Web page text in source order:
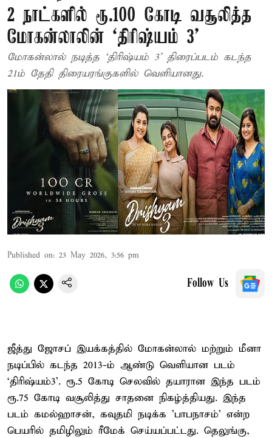
2 நாட்களில் ரூ.100 கோடி வசூலித்த
மோகன்லாலின் ‘திரிஷ்யம் 3’
மோகன்லால் நடித்த ‘திரிஷ்யம் 3’ திரைப்படம் கடந்த
21ம் தேதி திரையரங்குகளில் வெளியானது.
Published on: 23 May 2026, 3:56 pm
Follow Us
ஜீத்து ஜோசப் இயக்கத்தில் மோகன்லால் மற்றும் மீனா
நடிப்பில் கடந்த 2013-ம் ஆண்டு வெளியான படம்
‘திரிஷ்யம்3’. ரூ.5 கோடி செலவில் தயாரான இந்த படம்
ரூ.75 கோடி வசூலித்து சாதனை நிகழ்த்தியது. இந்த
படம் கமல்ஹாசன், கவுதமி நடிக்க 'பாபநாசம்' என்ற
பெயரில் தமிழிலும் ரீமேக் செய்யப்பட்டது. தெலுங்கு,